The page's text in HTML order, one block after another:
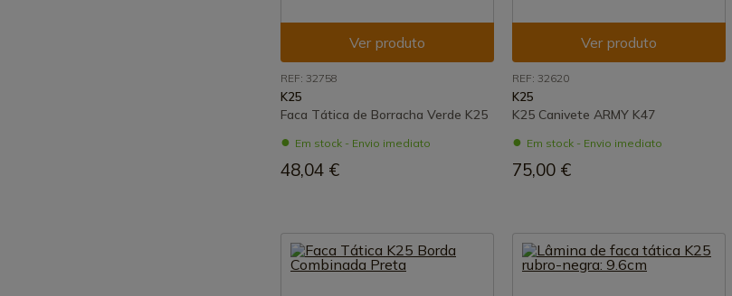
Ver produto
REF: 32758
K25
Faca Tática de Borracha Verde K25
Em stock - Envio imediato
48,04 €
Ver produto
REF: 32620
K25
K25 Canivete ARMY K47
Em stock - Envio imediato
75,00 €